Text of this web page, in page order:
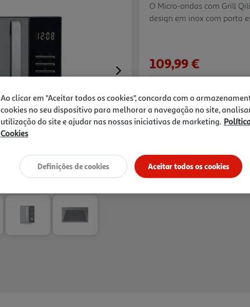
Next
para
a
O Micro-ondas com Grill
design em inox com porta
facilitando a limpeza após
potência até 1000W e
aquecer, cozinhar e
109,99 €
,
Recolha em loja Express
*Mediante disponibilidade de slot de
Ao clicar em "Aceitar todos os cookies", concorda com o
cookies no seu dispositivo para melhorar a navegação no site,
utilização do site e ajudar nas nossas iniciativas de marketing.
Cookies
Aceitar todos os cookies
Definições de cookies